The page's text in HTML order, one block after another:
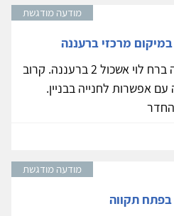
מודעה מודגשת
מרכזי ברעננה
מחפשים שותפ.ה לקליניקה ברח לוי אשכול 2 ברעננה. קרוב
אפשרות לחנייה בבניין.
החדר
מודעה מודגשת
תקווה